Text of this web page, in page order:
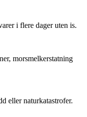
i flere dager uten is.
morsmelkerstatning
eller naturkatastrofer.